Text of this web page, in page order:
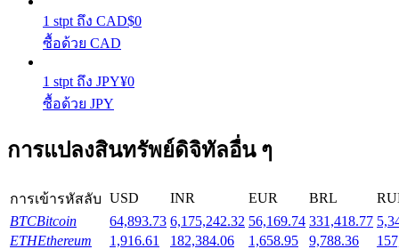
การเซ้งแบบยืดหยุ่นเพื่อรับโทเคนยอดนิยม
การล็อค BTR
การลงทุนพิเศษสำหรับผู้ถือ BTR
1 stpt ถึง CAD$0
ซื้อด้วย CAD
1 stpt ถึง JPY¥0
ซื้อด้วย JPY
การแปลงสินทรัพย์ดิจิทัลอื่น ๆ
การเข้ารหัสลับ USD INR EUR BRL
BTCBitcoin 64,893.73 6,175,242.32 56,169.74 331,418.77
ETHEthereum 1,916.61 182,384.06 1,658.95 9,788.36